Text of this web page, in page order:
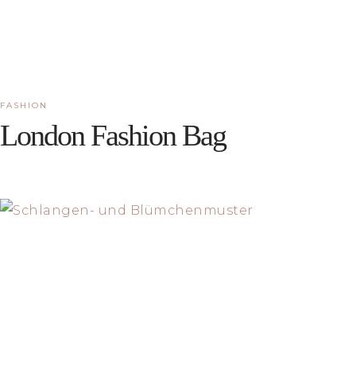
FASHION
London Fashion Bag